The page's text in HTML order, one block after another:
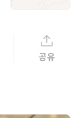
공유